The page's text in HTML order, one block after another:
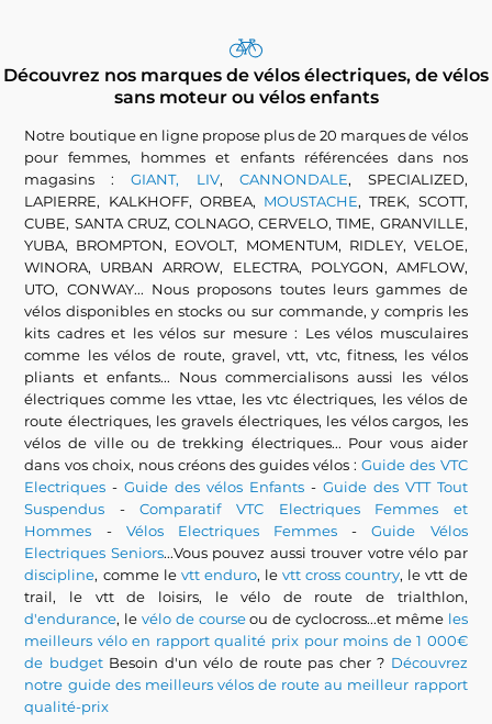
Découvrez nos marques de vélos électriques, de vélos
sans moteur ou vélos enfants
Notre boutique en ligne propose plus de 20 marques de vélos
pour femmes, hommes et enfants référencées dans nos
magasins :GIANT, LIV, CANNONDALE, SPECIALIZED,
LAPIERRE, KALKHOFF, ORBEA, MOUSTACHE, TREK, SCOTT,
CUBE, SANTA CRUZ, COLNAGO, CERVELO, TIME, GRANVILLE,
YUBA, BROMPTON, EOVOLT, MOMENTUM, RIDLEY, VELOE,
WINORA, URBAN ARROW, ELECTRA, POLYGON, AMFLOW,
UTO, CONWAY... Nous proposons toutes leurs gammes de
vélos disponibles en stocks ou sur commande, y compris les
kits cadres et les vélos sur mesure : Les vélos musculaires
comme les vélos de route, gravel, vtt, vtc, fitness, les vélos
pliants et enfants... Nous commercialisons aussi les vélos
électriques comme les vttae, les vtc électriques, les vélos de
route électriques, les gravels électriques, les vélos cargos, les
vélos de ville ou de trekking électriques... Pour vous aider
dans vos choix, nous créons des guides vélos :Guide des VTC
Electriques -Guide des vélos Enfants - Guide des VTT Tout
Suspendus -Comparatif VTC Electriques Femmes et
Hommes - Vélos Electriques Femmes -Guide Vélos
Electriques Seniors...Vous pouvez aussi trouver votre vélo par
discipline, comme le vtt enduro, levtt cross country, le vtt de
trail, le vtt de loisirs, le vélo de route de trialthlon,
d'endurance, levélo de courseou de cyclocross...et même les
meilleurs vélo en rapport qualité prix pour moins de 1 000€
de budgetBesoin d'un vélo de route pas cher ? Découvrez
notre guide des meilleurs vélos de route au meilleur rapport
qualité-prix